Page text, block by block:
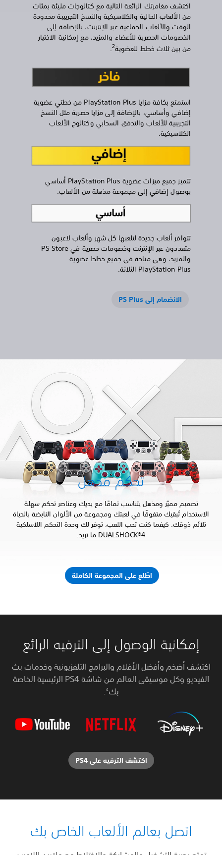
اكتشف مغامرتك الرائعة التالية مع كتالوجات مليئة بمئات
من الألعاب الحالية والكلاسيكية والنسخ التجريبية محدودة
الوقت والألعاب الجماعية عبر الإنترنت، بالإضافة إلى
الخصومات الحصرية للأعضاء والمزيد، مع إمكانية الاختيار
من بين ثلاث خطط للعضوية .
استمتع بكافة مزايا PlayStation Plus من خطتي عضوية
إضافي وأساسي، بالإضافة إلى مزايا حصرية مثل النسخ
التجريبية للألعاب والتدفق السحابي وكتالوج الألعاب
الكلاسيكية.
تتميز جميع ميزات عضوية PlayStation Plus أساسي
بوصول إضافي إلى مجموعة مذهلة من الألعاب.
تتوافر ألعاب جديدة لتلعبها كل شهر وألعاب لاعبون
متعددون عبر الإنترنت وخصومات حصرية في PS Store
والمزيد، وهي متاحة في جميع خطط عضوية
PlayStation Plus الثلاثة.
الانضمام إلى PS Plus
تحكم مذهل
تصميم مميّز ومذهل يتناسب تمامًا مع يديك وعناصر تحكم سهلة
تُبقيك متفوقًا في لعبتك ومجموعة من الألوان النابضة بالحياة
ذوقك. كيفما كنت تحب اللعب، توفر لك وحدة التحكم اللاسلكية
DUALSHOCK®4 ما تريد.
اطّلع على المجموعة الكاملة
إمكانية الوصول إلى الترفيه الرائع
أضخم وأفضل الأفلام والبرامج التلفزيونية وخدمات بث
الفيديو وكل موسيقى العالم من شاشة PS4 الرئيسية الخاصة
اكتشف الترفيه على PS4
اتصل بعالم الألعاب الخاص بك